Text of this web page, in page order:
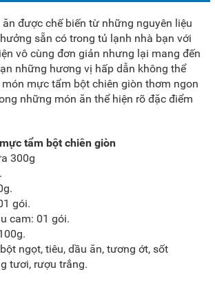
được chế biến từ những nguyên liệu
sẵn có trong tủ lạnh nhà bạn với
vô cùng đơn giản nhưng lại mang đến
những hương vị hấp dẫn không thể
mực tẩm bột chiên giòn thơm ngon
những món ăn thể hiện rõ đặc điểm
tẩm bột chiên giòn
300g
gói.
cam: 01 gói.
ngọt, tiêu, dầu ăn, tương ớt, sốt
tươi, rượu trắng.